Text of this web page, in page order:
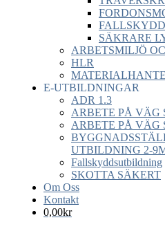
SÄKRARE
ARBETSMILJÖ
HLR
E-UTBILDNINGAR
ADR 1.3
ARBETE PÅ VÄG
ARBETE PÅ VÄG
UTBILDNING 2-
Fallskyddsutbildning
SKOTTA SÄKERT
Om Oss
Kontakt
0,00kr